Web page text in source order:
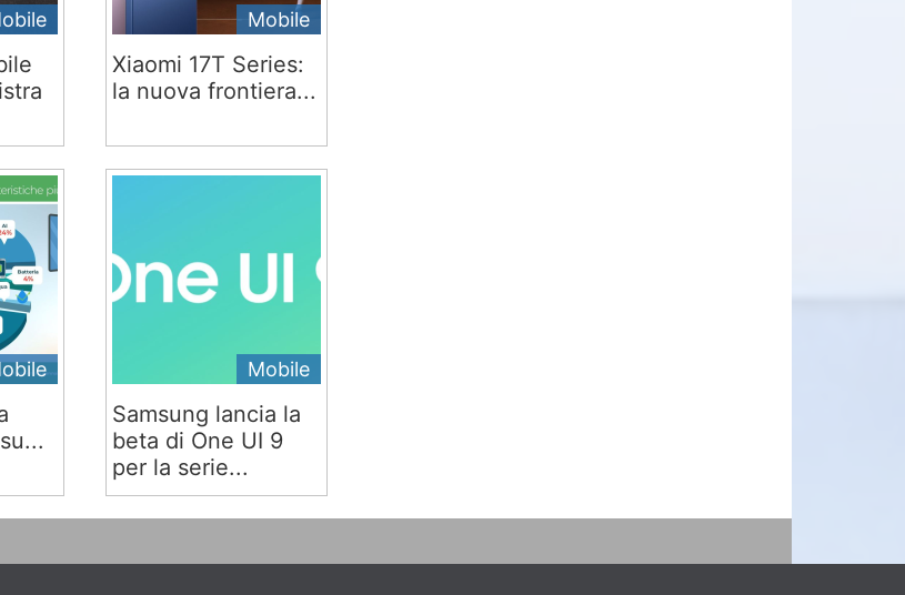
Mobile
Xiaomi 17T Series:
la nuova frontiera...
Mobile
Samsung lancia la
beta di One UI 9
per la serie...